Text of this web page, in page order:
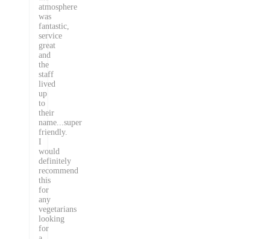
atmosphere
was
fantastic,
service
great
and
the
staff
lived
up
to
their
name...super
friendly.
I
would
definitely
recommend
this
for
any
vegetarians
looking
for